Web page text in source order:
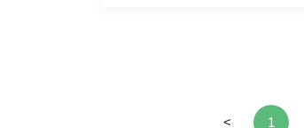
< 1